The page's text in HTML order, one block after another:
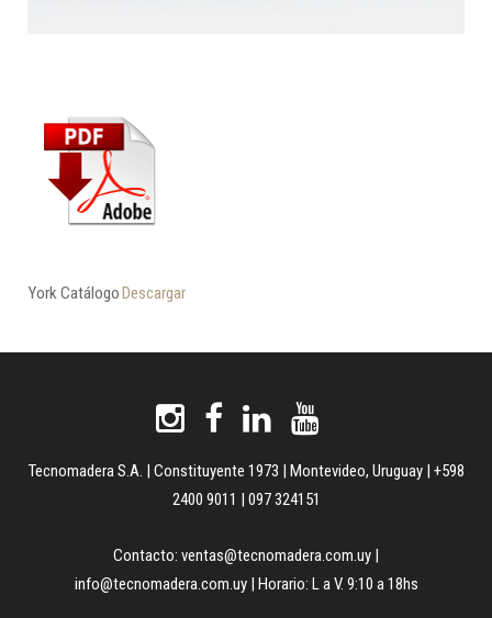
York CatálogoDescargar
Tecnomadera S.A. | Constituyente 1973 | Montevideo, Uruguay | +598
2400 9011 | 097 324151
Contacto: ventas@tecnomadera.com.uy |
info@tecnomadera.com.uy| Horario: L a V. 9:10 a 18hs